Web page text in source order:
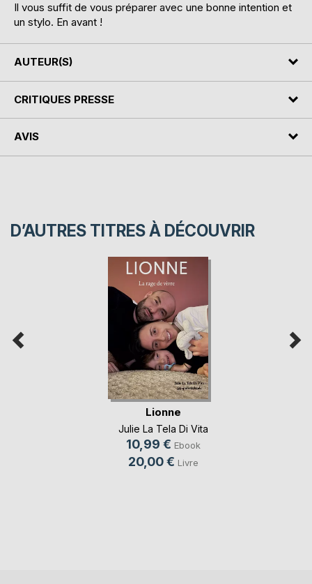
Il vous suffit de vous préparer avec une bonne intention et
un stylo. En avant !
AUTEUR(S)
CRITIQUES PRESSE
AVIS
D’AUTRES TITRES À DÉCOUVRIR
Lionne
Julie La Tela Di Vita
10,99 € Ebook
20,00 € Livre